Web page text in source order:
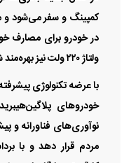
کمپینگ و سفر می‌شود و
در خودرو برای مصارف
ولتاژ ۲۲۰ ولت نیز بهره‌مند شوند.
خودرو‌های
نوآوری‌های فناورانه و
مردم قرار دهد و با